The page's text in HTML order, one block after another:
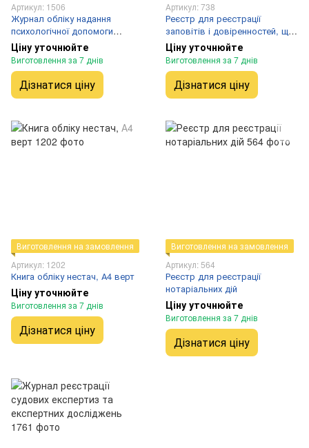
Артикул: 1506
Журнал обліку надання
психологічної допомоги
суб’єктам пробації, А4 гор
Ціну уточнюйте
Виготовлення за 7 днів
Дізнатися ціну
Артикул: 738
Реєстр для реєстрації
заповітів і довіренностей, що
прирівнюються до
нотаріально посвідчених А4
верт
Ціну уточнюйте
Виготовлення за 7 днів
Дізнатися ціну
Виготовлення на замовлення
Артикул: 1202
Книга обліку нестач, А4 верт
Ціну уточнюйте
Виготовлення за 7 днів
Дізнатися ціну
Виготовлення на замовлення
Артикул: 564
Реєстр для реєстрації
нотаріальних дій
Ціну уточнюйте
Виготовлення за 7 днів
Дізнатися ціну